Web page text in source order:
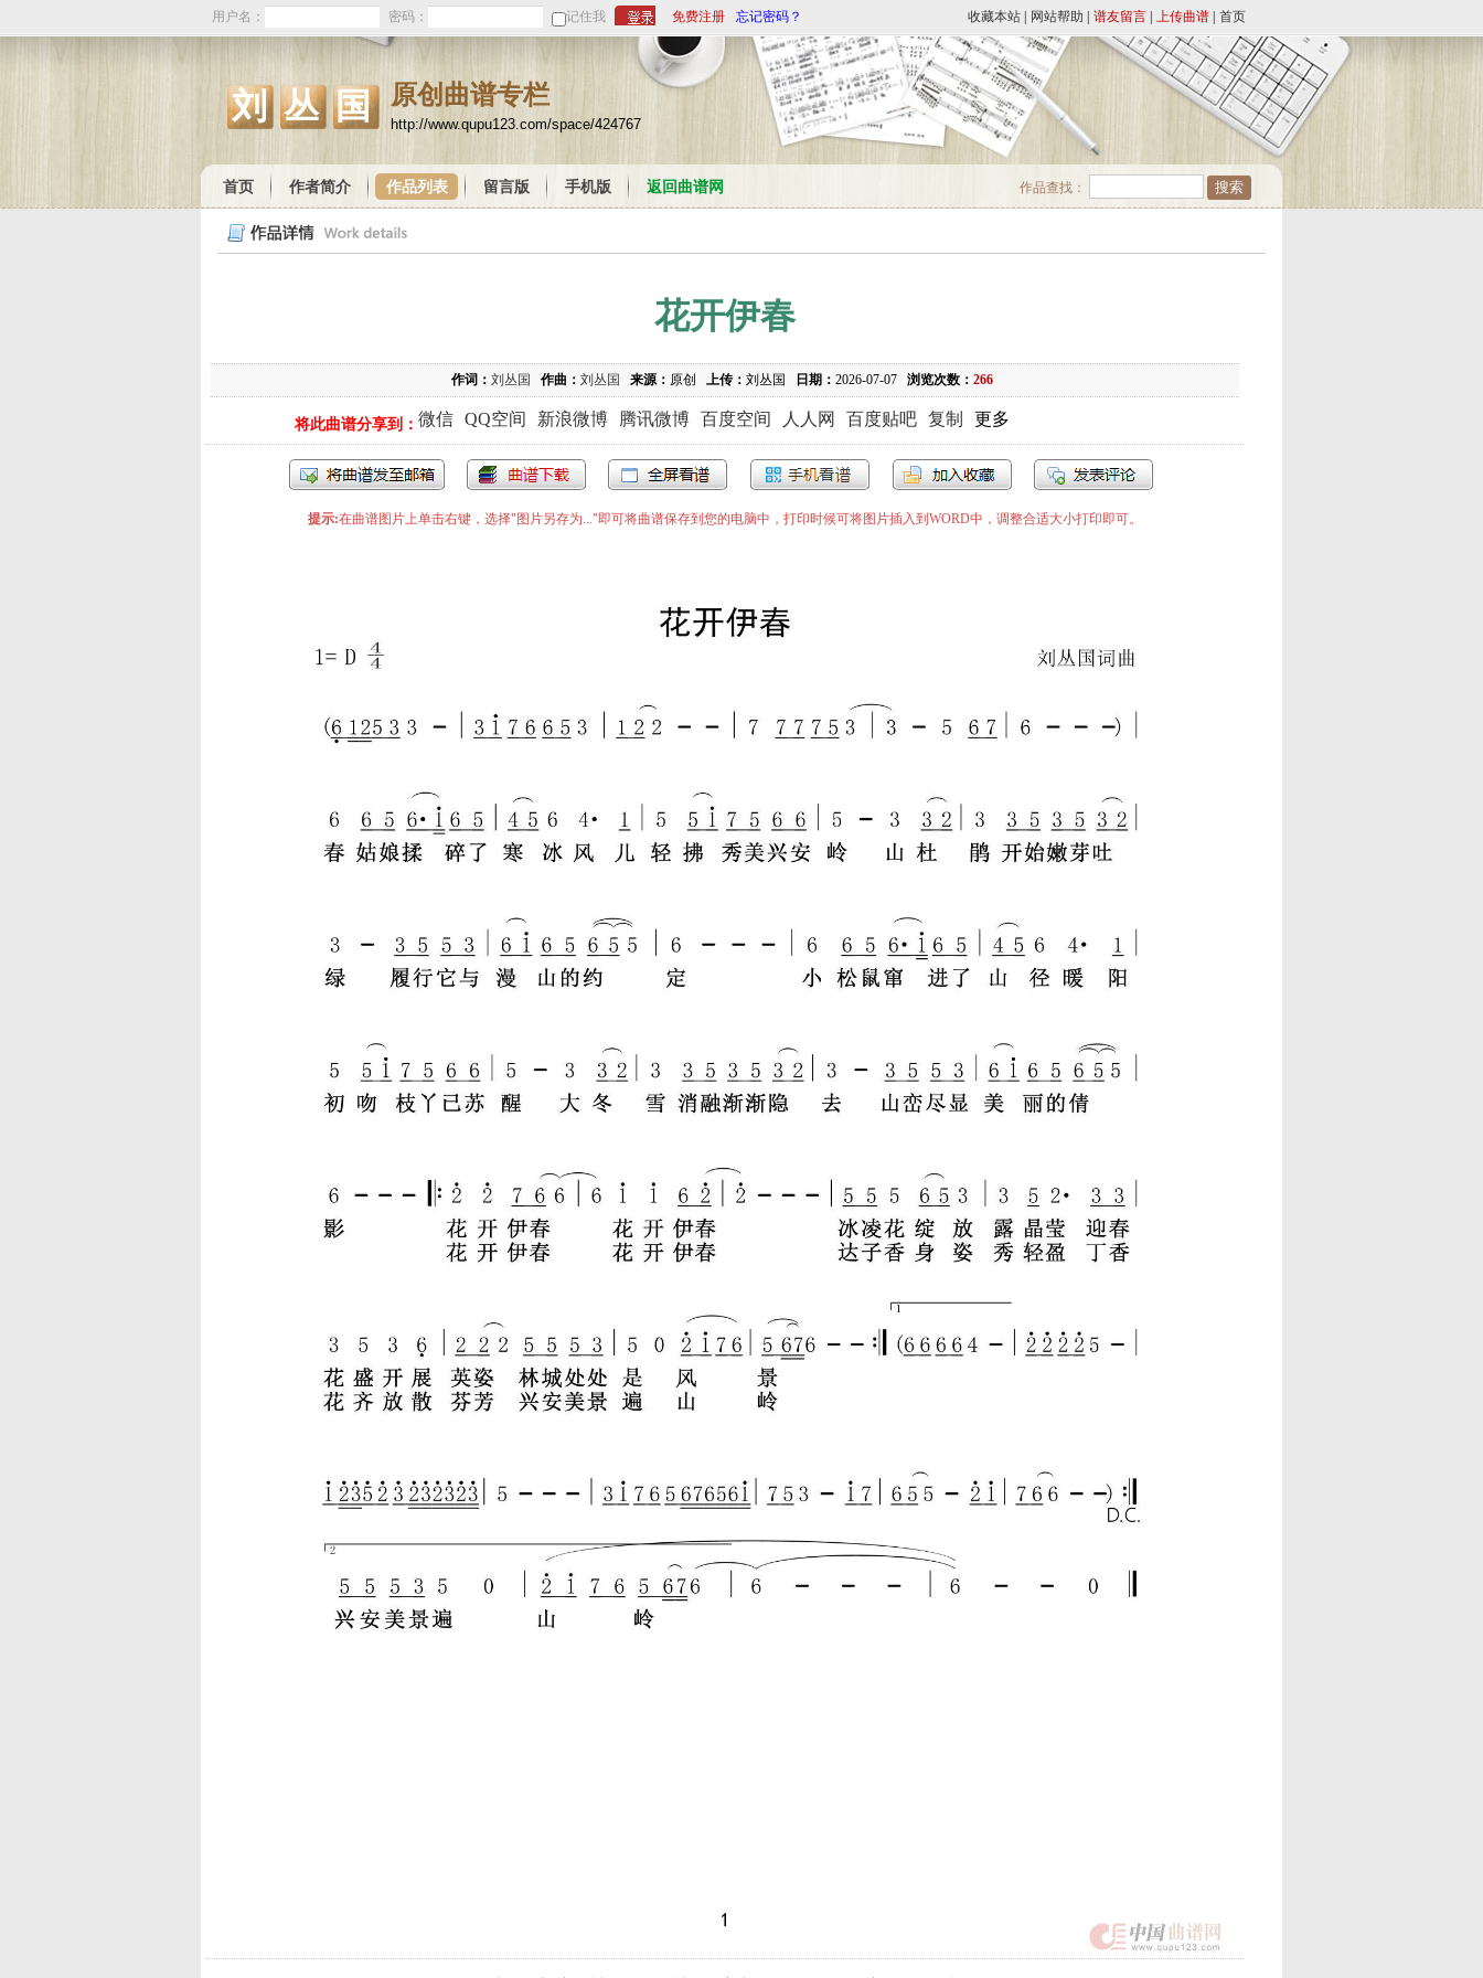
用户名： 密码： 记住我 免费注册 忘记密码？ 收藏本站 网站帮助 谱友留言 上传曲谱 首页
刘丛国 原创曲谱专栏
http://www.qupu123.com/space/424767
作品查找：
首页 作者简介 作品列表 留言版 手机版 返回曲谱网
花开伊春
作词： 刘丛国 作曲： 刘丛国 来源： 原创 上传： 刘丛国 日期： 2026-07-07 浏览次数： 266
将此曲谱分享到： 微信 QQ空间 新浪微博 腾讯微博 百度空间 人人网 百度贴吧 复制 更多
提示:在曲谱图片上单击右键，选择"图片另存为..."即可将曲谱保存到您的电脑中，打印时候可将图片插入到WORD中，调整合适大小打印即可。